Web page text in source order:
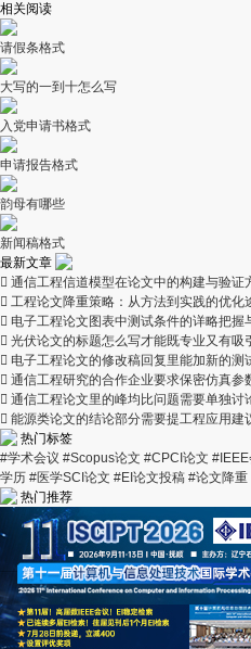
相关阅读
请假条格式
大写的一到十怎么写
入党申请书格式
申请报告格式
韵母有哪些
新闻稿格式
最新文章
 通信工程信道模型在论文中的构建与验证
 工程论文降重策略：从方法到实践的优化
 电子工程论文图表中测试条件的详略把握
 光伏论文的标题怎么写才能既专业又有吸
 电子工程论文的修改稿回复里能加新的测
 通信工程研究的合作企业要求保密仿真参
 通信工程论文里的峰均比问题需要单独讨
 能源类论文的结论部分需要提工程应用建
热门标签
#学术会议 #Scopus论文 #CPCI论文
学历 #医学SCI论文 #EI论文投稿 #论文降重
热门推荐